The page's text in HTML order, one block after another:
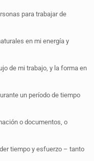
para trabajar de
en mi energía y
de mi trabajo, y la forma en
un período de tiempo
o documentos, o
tiempo y esfuerzo – tanto